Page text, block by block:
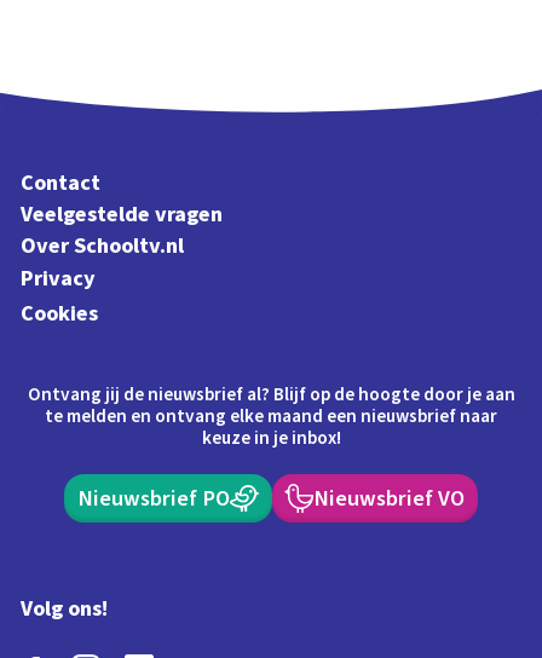
Contact
Veelgestelde vragen
Over Schooltv.nl
Privacy
Cookies
Ontvang jij de nieuwsbrief al? Blijf op de hoogte door je aan
te melden en ontvang elke maand een nieuwsbrief naar
keuze in je inbox!
Nieuwsbrief PO Nieuwsbrief VO
Volg ons!